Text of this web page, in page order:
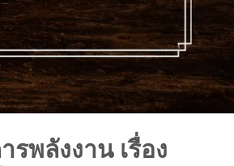
พลังงาน เรื่อง